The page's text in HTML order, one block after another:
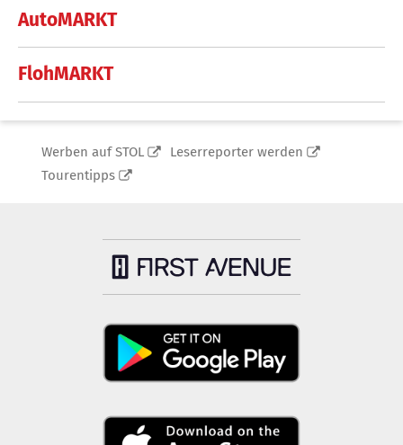
AutoMARKT
FlohMARKT
Werben auf STOL
Leserreporter werden
Tourentipps